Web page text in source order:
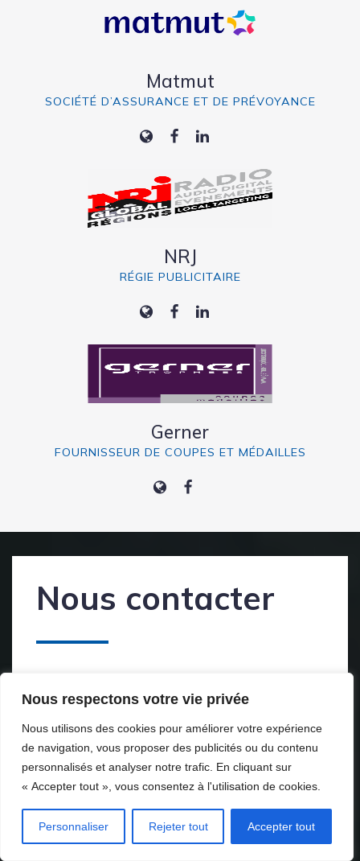
Nous respectons votre vie privée
Nous utilisons des cookies pour améliorer votre expérience
de navigation, vous proposer des publicités ou du contenu
personnalisés et analyser notre trafic. En cliquant sur
« Accepter tout », vous consentez à l'utilisation de cookies.
Personnaliser Rejeter tout Accepter tout
Matmut
SOCIÉTÉ D’ASSURANCE ET DE PRÉVOYANCE
NRJ
RÉGIE PUBLICITAIRE
Gerner
FOURNISSEUR DE COUPES ET MÉDAILLES
Nous contacter
d’Alsace :
03.88.75.25.65
label.commercant@alsace.cci.fr
14 rue de la Haye Schiltigheim